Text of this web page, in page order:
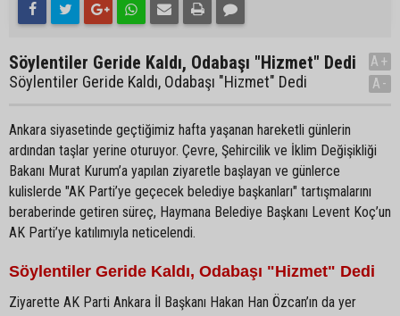
Söylentiler Geride Kaldı, Odabaşı "Hizmet" Dedi
Söylentiler Geride Kaldı, Odabaşı "Hizmet" Dedi
A+
A-
Ankara siyasetinde geçtiğimiz hafta yaşanan hareketli günlerin
ardından taşlar yerine oturuyor. Çevre, Şehircilik ve İklim Değişikliği
Bakanı Murat Kurum’a yapılan ziyaretle başlayan ve günlerce
kulislerde "AK Parti’ye geçecek belediye başkanları" tartışmalarını
beraberinde getiren süreç, Haymana Belediye Başkanı Levent Koç’un
AK Parti’ye katılımıyla neticelendi.
Söylentiler Geride Kaldı, Odabaşı "Hizmet" Dedi
Ziyarette AK Parti Ankara İl Başkanı Hakan Han Özcan’ın da yer